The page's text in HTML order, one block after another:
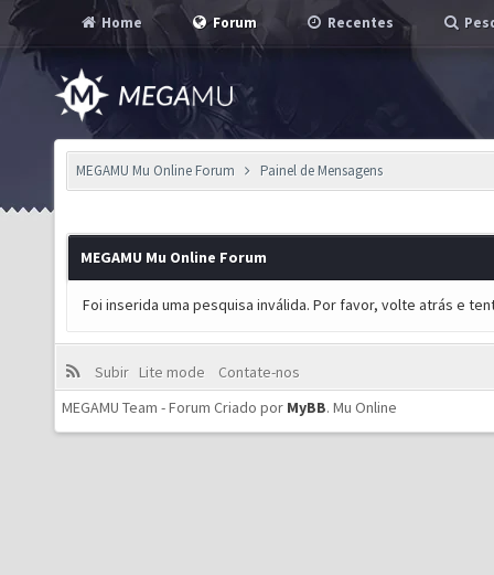
Home Forum Recentes
MEGAMU Mu Online Forum Painel de Mensagens
MEGAMU Mu Online Forum
Foi inserida uma pesquisa inválida. Por favor, volte atrás e
Subir Lite mode
Contate-nos
MEGAMU Team - Forum Criado por MyBB. Mu Online